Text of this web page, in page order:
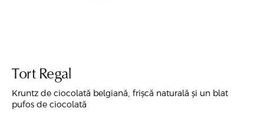
Tort Regal
Kruntz de ciocolată belgiană, frișcă naturală și un blat
pufos de ciocolată